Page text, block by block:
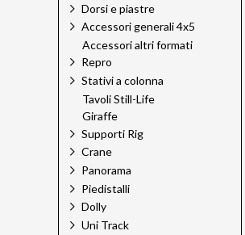
Dorsi e piastre
Accessori generali 4x5
Accessori altri formati
Repro
Stativi a colonna
Tavoli Still-Life
Giraffe
Supporti Rig
Crane
Panorama
Piedistalli
Dolly
Uni Track